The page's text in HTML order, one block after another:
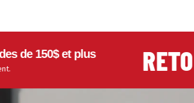
et plus